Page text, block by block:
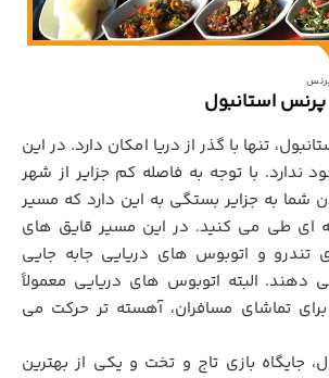
استانبول
، تنها با گذر از دریا امکان دارد. در این
ندارد. با توجه به فاصله کم جزایر از شهر
شما به جزایر بستگي به اين دارد که مسير
اي طي می کنید. در این مسیر قایق های
تندرو و اتوبوس های دریایی جابه جايي
دهند. البته اتوبوس های دریایی معمولاً
تماشای مسافران، آهسته تر حرکت می
جايگاه بازي تاج و تخت و یکی از بهترین